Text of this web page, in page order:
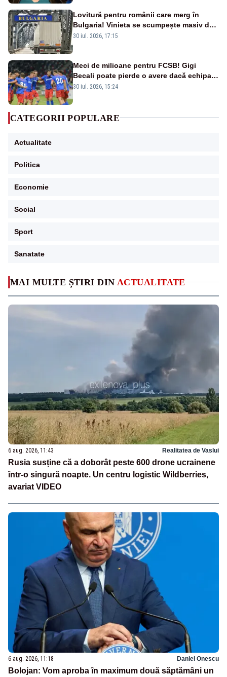
MAI MULTE ȘTIRI DIN ACTUALITATE
6 aug. 2026, 11:43 Realitatea de Vaslui
Rusia susține că a doborât peste 600 drone ucrainene
într-o singură noapte. Un centru logistic Wildberries,
avariat VIDEO
6 aug. 2026, 11:18 Daniel Onescu
Bolojan: Vom aproba în maximum două săptămâni un
Lovitură pentru românii care merg în
Bulgaria! Vinieta se scumpește masiv de
la 1 august
30 iul. 2026, 17:15
Meci de milioane pentru FCSB! Gigi
Becali poate pierde o avere dacă echipa
este eliminată de FK Auda
30 iul. 2026, 15:24
CATEGORII POPULARE
Actualitate
Politica
Economie
Social
Sport
Sanatate